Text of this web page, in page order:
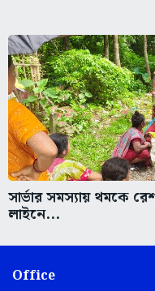
সার্ভার সমস্যায় থমকে
লাইনে...
Office